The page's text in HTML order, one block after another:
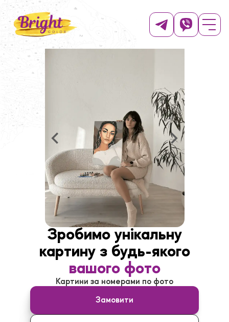
Зробимо унікальну
картину з будь-якого
вашого фото
Картини за номерами по фото
Замовити